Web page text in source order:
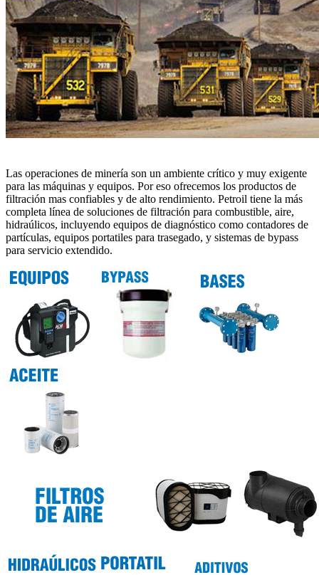
Las operaciones de minería son un ambiente crítico y muy exigente
para las máquinas y equipos. Por eso ofrecemos los productos de
filtración mas confiables y de alto rendimiento. Petroil tiene la más
completa línea de soluciones de filtración para combustible, aire,
hidraúlicos, incluyendo equipos de diagnóstico como contadores de
partículas, equipos portatiles para trasegado, y sistemas de bypass
para servicio extendido.